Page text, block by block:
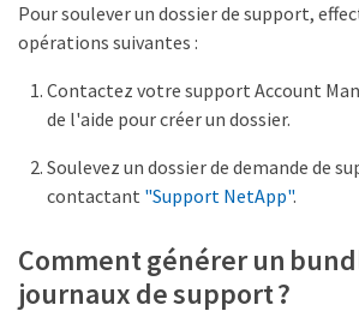
Pour soulever un dossier de support,
opérations suivantes :
Contactez votre support Account
de l'aide pour créer un dossier.
Soulevez un dossier de demande de
contactant "Support NetApp".
Comment générer un
journaux de support ?